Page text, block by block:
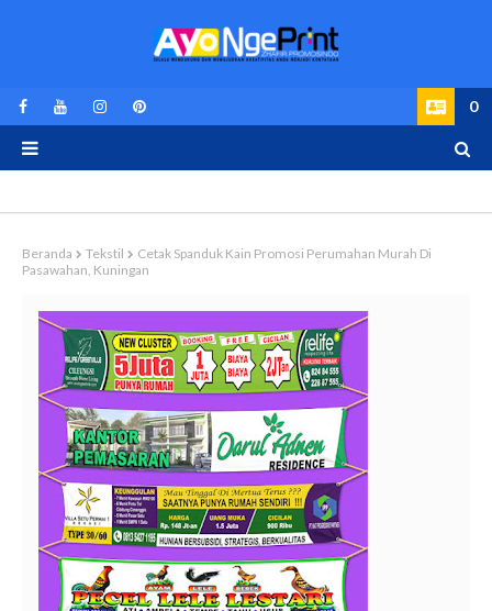
0
Beranda Tekstil
Cetak Spanduk Kain Promosi Perumahan Murah Di
Pasawahan, Kuningan